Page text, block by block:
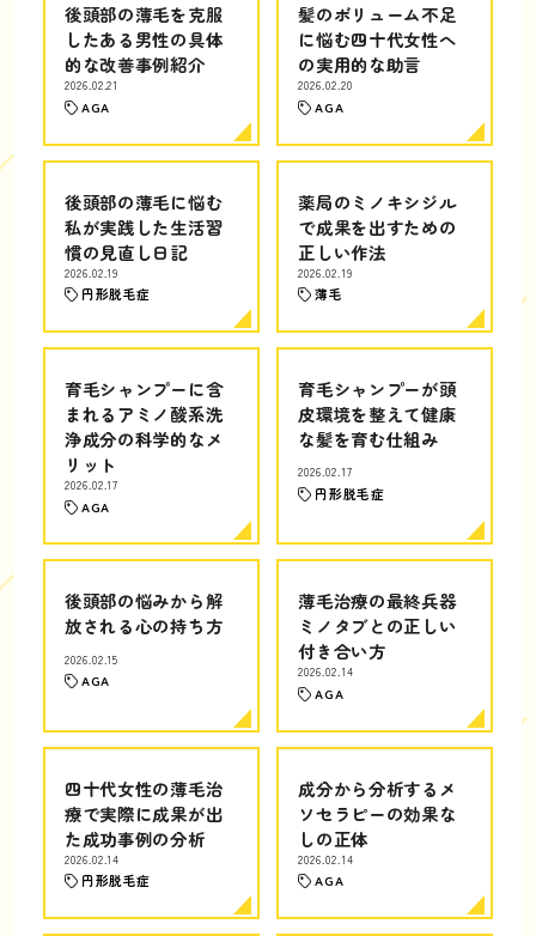
後頭部の薄毛を克服
したある男性の具体
的な改善事例紹介
2026.02.21
AGA
髪のボリューム不足
に悩む四十代女性へ
の実用的な助言
2026.02.20
AGA
後頭部の薄毛に悩む
私が実践した生活習
慣の見直し日記
2026.02.19
円形脱毛症
薬局のミノキシジル
で成果を出すための
正しい作法
2026.02.19
薄毛
育毛シャンプーに含
まれるアミノ酸系洗
浄成分の科学的なメ
リット
2026.02.17
AGA
育毛シャンプーが頭
皮環境を整えて健康
な髪を育む仕組み
2026.02.17
円形脱毛症
後頭部の悩みから解
放される心の持ち方
2026.02.15
AGA
薄毛治療の最終兵器
ミノタブとの正しい
付き合い方
2026.02.14
AGA
四十代女性の薄毛治
療で実際に成果が出
た成功事例の分析
2026.02.14
円形脱毛症
成分から分析するメ
ソセラピーの効果な
しの正体
2026.02.14
AGA